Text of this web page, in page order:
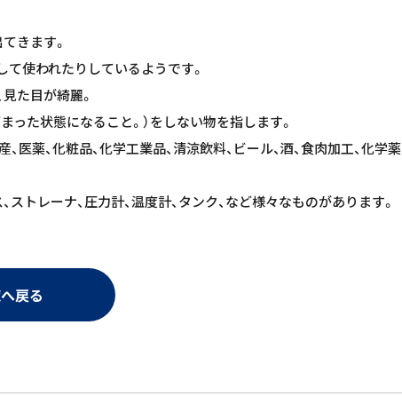
きます。
て使われたりしているようです。
た目が綺麗。
た状態になること。）をしない物を指します。
医薬、化粧品、化学工業品、清涼飲料、ビール、酒、食肉加工、化学薬
トレーナ、圧力計、温度計、タンク、など様々なものがあります。
戻る